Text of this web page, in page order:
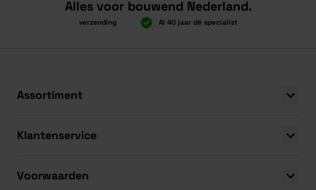
Alles voor bouwend Nederland.
Boven 2.000 gratis verzending Al 40 jaar dé specialist
Assortiment
Klantenservice
Voorwaarden